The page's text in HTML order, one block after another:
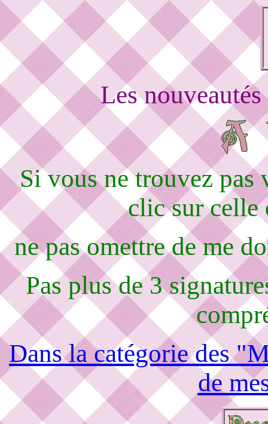
Les
Si vous ne trouvez pas
clic sur celle
ne pas omettre de me
Pas plus de 3
Dans la catégorie des
de